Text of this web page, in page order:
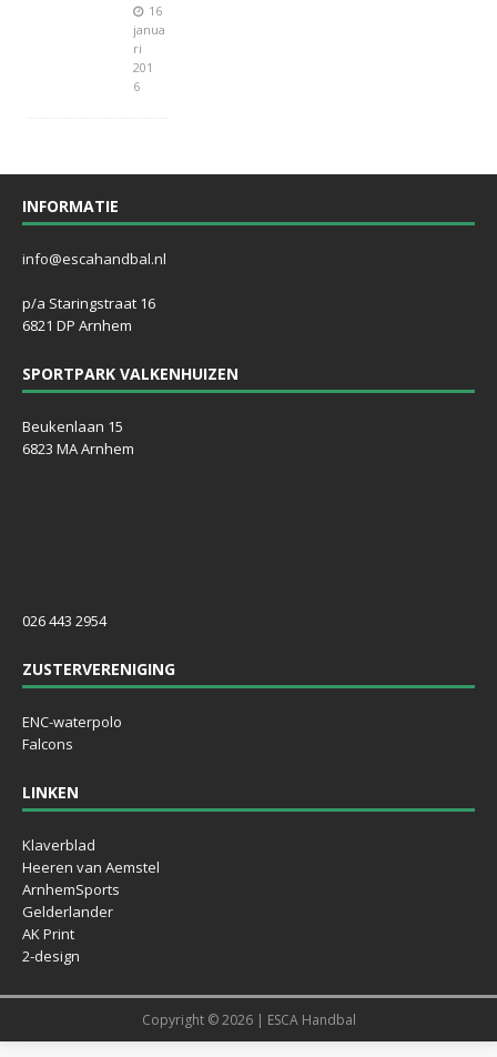
16
janua
ri
201
6
INFORMATIE
info@escahandbal.nl
p/a Staringstraat 16
6821 DP Arnhem
SPORTPARK VALKENHUIZEN
Beukenlaan 15
6823 MA Arnhem
026 443 2954
ZUSTERVERENIGING
ENC-waterpolo
Falcons
LINKEN
Klaverblad
Heeren van Aemstel
ArnhemSports
Gelderlander
AK Print
2-design
Copyright © 2026 | ESCA Handbal